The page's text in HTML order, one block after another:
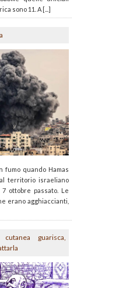
sono 11. A [...]
fumo quando Hamas
territorio israeliano
ottobre passato. Le
erano agghiaccianti,
guarisca,